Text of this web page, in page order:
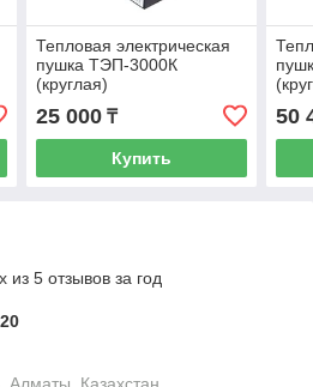
Тепловая электрическая
пушка ТЭП-3000К
(круглая)
25 000₸
Купить
50
из 5 отзывов за год